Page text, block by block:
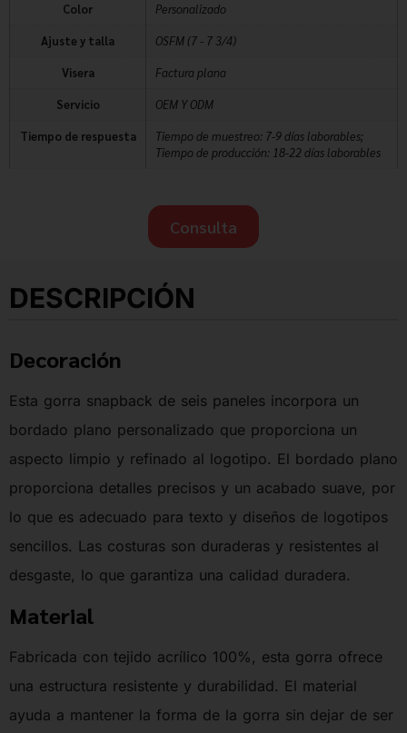
Color Personalizado
Ajuste y talla OSFM (7 - 7 3/4)
Visera Factura plana
Servicio OEM Y ODM
Tiempo de respuesta
Tiempo de muestreo: 7-9 días laborables;
Tiempo de producción: 18-22 días laborables
Consulta
DESCRIPCIÓN
Decoración
Esta gorra snapback de seis paneles incorpora un
bordado plano personalizado que proporciona un
aspecto limpio y refinado al logotipo. El bordado plano
proporciona detalles precisos y un acabado suave, por
lo que es adecuado para texto y diseños de logotipos
sencillos. Las costuras son duraderas y resistentes al
desgaste, lo que garantiza una calidad duradera.
Material
Fabricada con tejido acrílico 100%, esta gorra ofrece
una estructura resistente y durabilidad. El material
ayuda a mantener la forma de la gorra sin dejar de ser